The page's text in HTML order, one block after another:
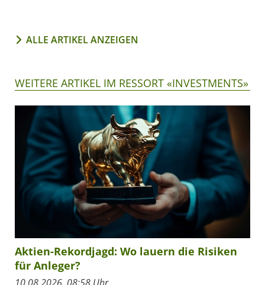
ALLE ARTIKEL ANZEIGEN
WEITERE ARTIKEL IM RESSORT «INVESTMENTS»
Aktien-Rekordjagd: Wo lauern die Risiken
für Anleger?